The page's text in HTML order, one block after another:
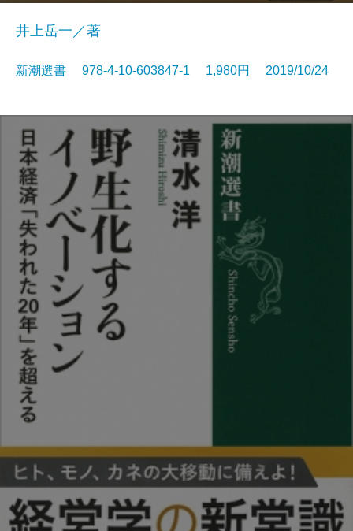
井上岳一／著
新潮選書 978-4-10-603847-1 1,980円 2019/10/24